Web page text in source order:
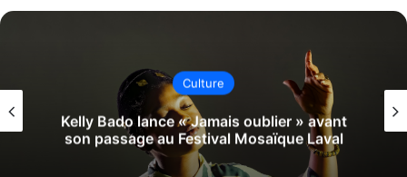
Le Gala InfluenceCréation, désormais composé de 25
catégories – dont six nouveautés (Éducation,
Sensibilisation, Vidéo de l’année – Format court, Vidéo de
l’année – Format long, Découverte de l’année et Créateur
de l’année – Rayonnement international) – met en avant un
processus de sélection rigoureux et transparent,
Culture
Kelly Bado lance « Jamais oublier » avant
son passage au Festival Mosaïque Laval